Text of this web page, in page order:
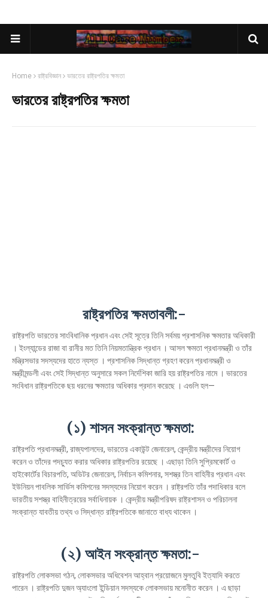
Home রাষ্ট্রবিজ্ঞান ভারতের রাষ্ট্রপতির ক্ষমতা
ভারতের রাষ্ট্রপতির ক্ষমতা
রাষ্ট্রপতির ক্ষমতাবলী:-
রাষ্ট্রপতি ভারতের সাংবিধানিক প্রধান এবং সেই সূত্রে তিনি সর্বময় প্রশাসনিক ক্ষমতার অধিকারী
। ইংল্যান্ডের রাজা বা রানীর মত তিনি নিয়মতান্ত্রিক প্রধান । আসল ক্ষমতা প্রধানমন্ত্রী ও তাঁর
মন্ত্রিসভার সদস্যদের হাতে ন্যস্ত । প্রশাসনিক সিদ্ধান্ত গ্রহণ করেন প্রধানমন্ত্রী ও
মন্ত্রীমন্ডলী এবং সেই সিদ্ধান্ত অনুসারে সকল নির্দেশিকা জারি হয় রাষ্ট্রপতির নামে । ভারতের
সংবিধান রাষ্ট্রপতিকে ছয় ধরনের ক্ষমতার অধিকার প্রদান করেছে । এগুলি হল—
(১) শাসন সংক্রান্ত ক্ষমতা:
রাষ্ট্রপতি প্রধানমন্ত্রী, রাজ্যপালদের, ভারতের একাউন্ট জেনারেল, কেন্দ্রীয় মন্ত্রীদের নিয়োগ
করেন ও তাঁদের পদচ্যুত করার অধিকার রাষ্ট্রপতির রয়েছে । এছাড়া তিনি সুপ্রিমকোর্ট ও
হাইকোর্টের বিচারপতি, অডিটর জেনারেল, নির্বাচন কমিশনার, সশস্ত্র তিন বাহিনীর প্রধান এবং
ইউনিয়ন পাবলিক সার্ভিস কমিশনের সদস্যদের নিয়োগ করেন । রাষ্ট্রপতি তাঁর পদাধিকার বলে
ভারতীয় সশস্ত্র বাহিনীত্রয়ের সর্বাধিনায়ক । কেন্দ্রীয় মন্ত্রীপরিষদ রাষ্ট্রশাসন ও পরিচালনা
সংক্রান্ত যাবতীয় তথ্য ও সিদ্ধান্ত রাষ্ট্রপতিকে জানাতে বাধ্য থাকেন ।
(২) আইন সংক্রান্ত ক্ষমতা:-
রাষ্ট্রপতি লোকসভা গঠন, লোকসভার অধিবেশন আহ্বান প্রয়োজনে মুলতুবি ইত্যাদি করতে
পারেন । রাষ্ট্রপতি দুজন অ্যাংলো ইন্ডিয়ান সদস্যকে লোকসভায় মনোনীত করেন । এ ছাড়া